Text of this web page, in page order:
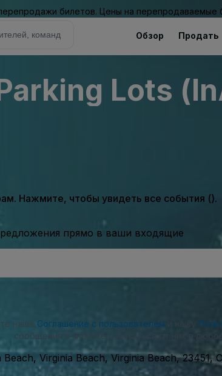
билетов. Цены на перепродаваемые
Обзор Продать
Lots
Нажмите, чтобы увидеть все события ().
прямо в ваши входящие
наше Соглашение с пользователем
сообщения и можете отказаться от них в
Beach, Virginia Beach, Virginia Beach,